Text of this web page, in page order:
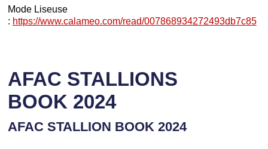
Mode Liseuse
: https://www.calameo.com/read/007868934272493db7c85
AFAC STALLIONS
BOOK 2024
AFAC STALLION BOOK 2024